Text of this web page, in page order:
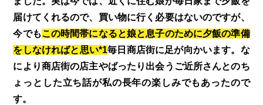
届けてくれるので、買い物に行く必要はないのですが、
今でもこの時間帯になると娘と息子のために夕飯の準備
をしなければと思い*1毎日商店街に足が向かいます。な
により商店街の店主やばったり出会うご近所さんとのち
ょっとした立ち話が私の長年の楽しみでもあったので
す。